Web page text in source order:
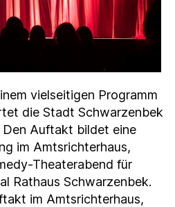
vielseitigen Programm
die Stadt Schwarzenbek
Den Auftakt bildet eine
im Amtsrichterhaus,
Theaterabend für
Rathaus Schwarzenbek.
im Amtsrichterhaus,